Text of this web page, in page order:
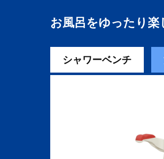
お風呂をゆったり楽
シャワーベンチ